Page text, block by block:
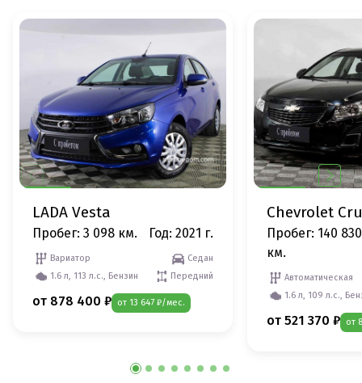
LADA Vesta
Пробег: 3 098 км. Год: 2021 г.
Вариатор
Седан
1.6 л, 113 л.с., Бензин
Передний
от 878 400 ₽ от 13 647 ₽/мес.
Chevrolet
Пробег: 140 830
км.
Автоматическая
1.6 л, 109 л.с.,
от 521 370 ₽ от